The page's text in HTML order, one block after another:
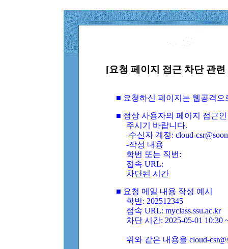
[요청 페이지 접근 차단 관
■ 요청하신 페이지는 웹공격
■ 정상 사용자의 페이지 접근
주시기 바랍니다.
-수신자 계정: cloud-
-작성 내용
학번 또는 직번:
접속 URL:
차단된 시간
■ 요청 메일 내용 작성 예시
학번: 202512345
접속 URL: myclass.ssu.ac.kr
차단 시간: 2025-05-01 10:30
위와 같은 내용을 cloud-